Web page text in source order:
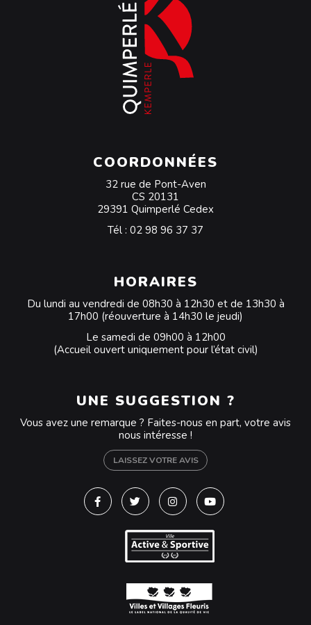
COORDONNÉES
32 rue de Pont-Aven
CS 20131
29391 Quimperlé Cedex
Tél : 02 98 96 37 37
HORAIRES
Du lundi au vendredi de 08h30 à 12h30 et de 13h30 à
17h00 (réouverture à 14h30 le jeudi)
Le samedi de 09h00 à 12h00
(Accueil ouvert uniquement pour l’état civil)
UNE SUGGESTION ?
Vous avez une remarque ? Faites-nous en part, votre avis
nous intéresse !
LAISSEZ VOTRE AVIS
Lien vers le compte Facebook
Lien vers le compte Twitter
Lien vers le compte
Lien vers la chaîne